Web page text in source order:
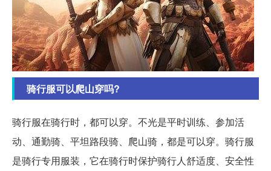
骑行服可以爬山穿吗?
骑行服在骑行时，都可以穿。不光是平时训练、参加活
动、通勤骑、平坦路段骑、爬山骑，都是可以穿。骑行服
是骑行专用服装，它在骑行时保护骑行人舒适度、安全性